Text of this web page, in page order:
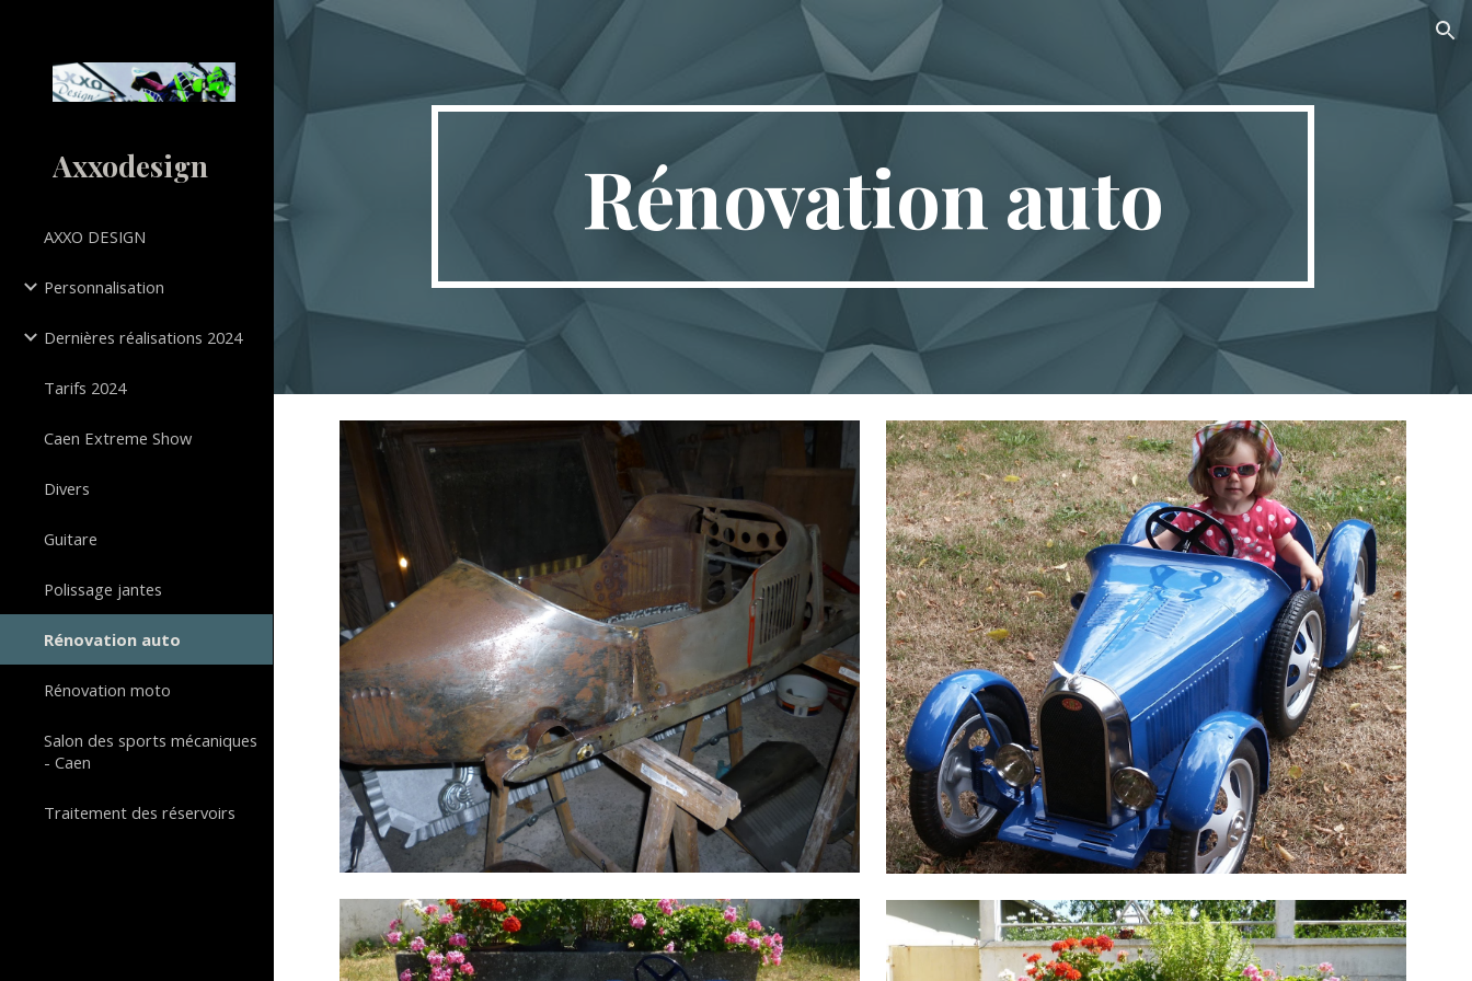
Skip to main content Skip to navigation
Axxodesign
AXXO DESIGN
Personnalisation
Dernières réalisations 2024
Tarifs 2024
Caen Extreme Show
Divers
Guitare
Polissage jantes
Rénovation auto
Rénovation moto
Salon des sports mécaniques
- Caen
Traitement des réservoirs
Rénovation auto